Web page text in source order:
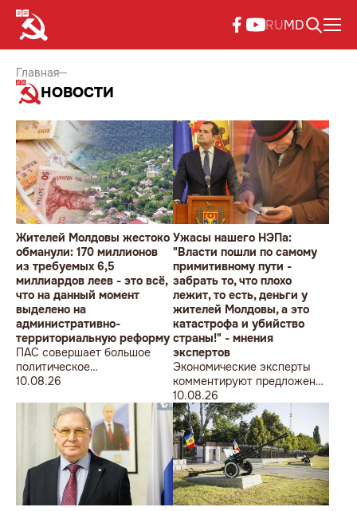
RUMD
Главная
НОВОСТИ
Жителей Молдовы жестоко
обманули: 170 миллионов
из требуемых 6,5
миллиардов леев - это всё,
что на данный момент
выделено на
административно-
территориальную реформу
ПАС совершает большое
политическое
мошенничество перед
10.08.26
Ужасы нашего НЭПа:
"Власти пошли по самому
примитивному пути -
забрать то, что плохо
лежит, то есть, деньги у
жителей Молдовы, а это
катастрофа и убийство
страны!" - мнения
экспертов
Экономические эксперты
комментируют предложения
по налоговой политике на
2027 год, представленные
премьером Василием
Тофаном
10.08.26